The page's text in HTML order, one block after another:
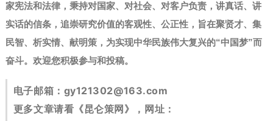
家宪法和法律，秉持对国家、对社会、对客户负责，讲真话、讲
实话的信条，追崇研究价值的客观性、公正性，旨在聚贤才、集
民智、析实情、献明策，为实现中华民族伟大复兴的“中国梦”而
奋斗。 欢迎您积极参与和投稿。
电子邮箱： gy121302@163.com
更多文章请看《昆仑策网》，网址：